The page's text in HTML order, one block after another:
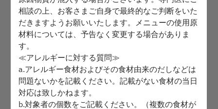
Powered by
相談の上、お客さまご自身で最終的なご判断をいた
だきますようお願いいたします。メニューの使用原
材料については、予告なく変更する場合がありま
す。
≪アレルギーに対する質問≫
a.アレルギー食材およびその食材由来のだしなどは
問題ないかを記載ください。記載がない食材の当日
対応は致しかねます。
b.対象者の個数をご記載ください。（複数の食材が